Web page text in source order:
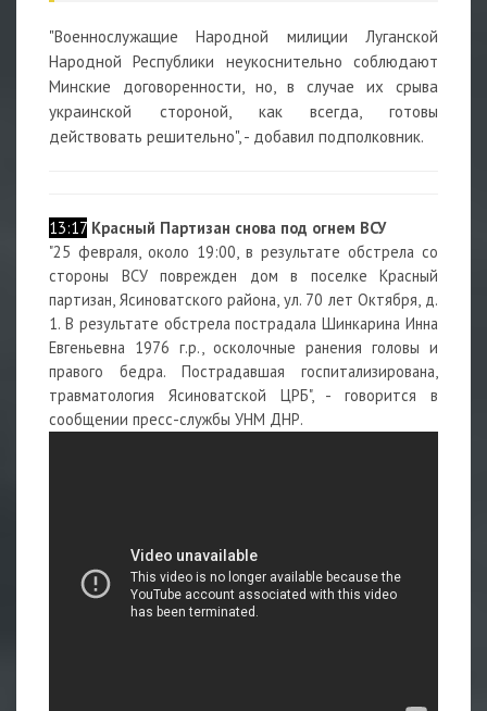
"Военнослужащие Народной милиции Луганской
Народной Республики неукоснительно соблюдают
Минские договоренности, но, в случае их срыва
украинской стороной, как всегда, готовы
действовать решительно", - добавил подполковник.
13:17 Красный Партизан снова под огнем ВСУ
"25 февраля, около 19:00, в результате обстрела со
стороны ВСУ поврежден дом в поселке Красный
партизан, Ясиноватского района, ул. 70 лет Октября, д.
1. В результате обстрела пострадала Шинкарина Инна
Евгеньевна 1976 г.р., осколочные ранения головы и
правого бедра. Пострадавшая госпитализирована,
травматология Ясиноватской ЦРБ", - говорится в
сообщении пресс-службы УНМ ДНР.